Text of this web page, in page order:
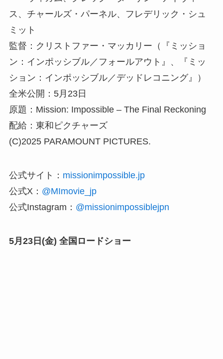
ス、チャールズ・パーネル、フレデリック・シュ
ミット
監督：クリストファー・マッカリー（『ミッショ
ン：インポッシブル／フォールアウト』、『ミッ
ション：インポッシブル／デッドレコニング』）
全米公開：5月23日
原題：Mission: Impossible – The Final Reckoning
配給：東和ピクチャーズ
(C)2025 PARAMOUNT PICTURES.
公式サイト： missionimpossible.jp
公式X： @MImovie_jp
公式Instagram： @missionimpossiblejpn
5月23日(金) 全国ロードショー